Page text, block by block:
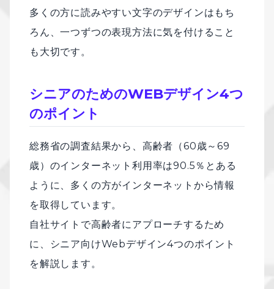
多くの方に読みやすい文字のデザインはもち
ろん、一つずつの表現方法に気を付けること
も大切です。
シニアのためのWEBデザイン4つ
のポイント
総務省の調査結果から、高齢者（60歳～69
歳）のインターネット利用率は90.5％とある
ように、多くの方がインターネットから情報
を取得しています。
自社サイトで高齢者にアプローチするため
に、シニア向けWebデザイン4つのポイント
を解説します。